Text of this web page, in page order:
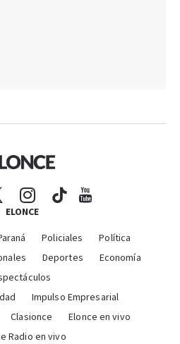
ELONCE
Policiales
Política
Deportes
Economía
Impulso Empresarial
Clasionce
Elonce en vivo
Radio en vivo